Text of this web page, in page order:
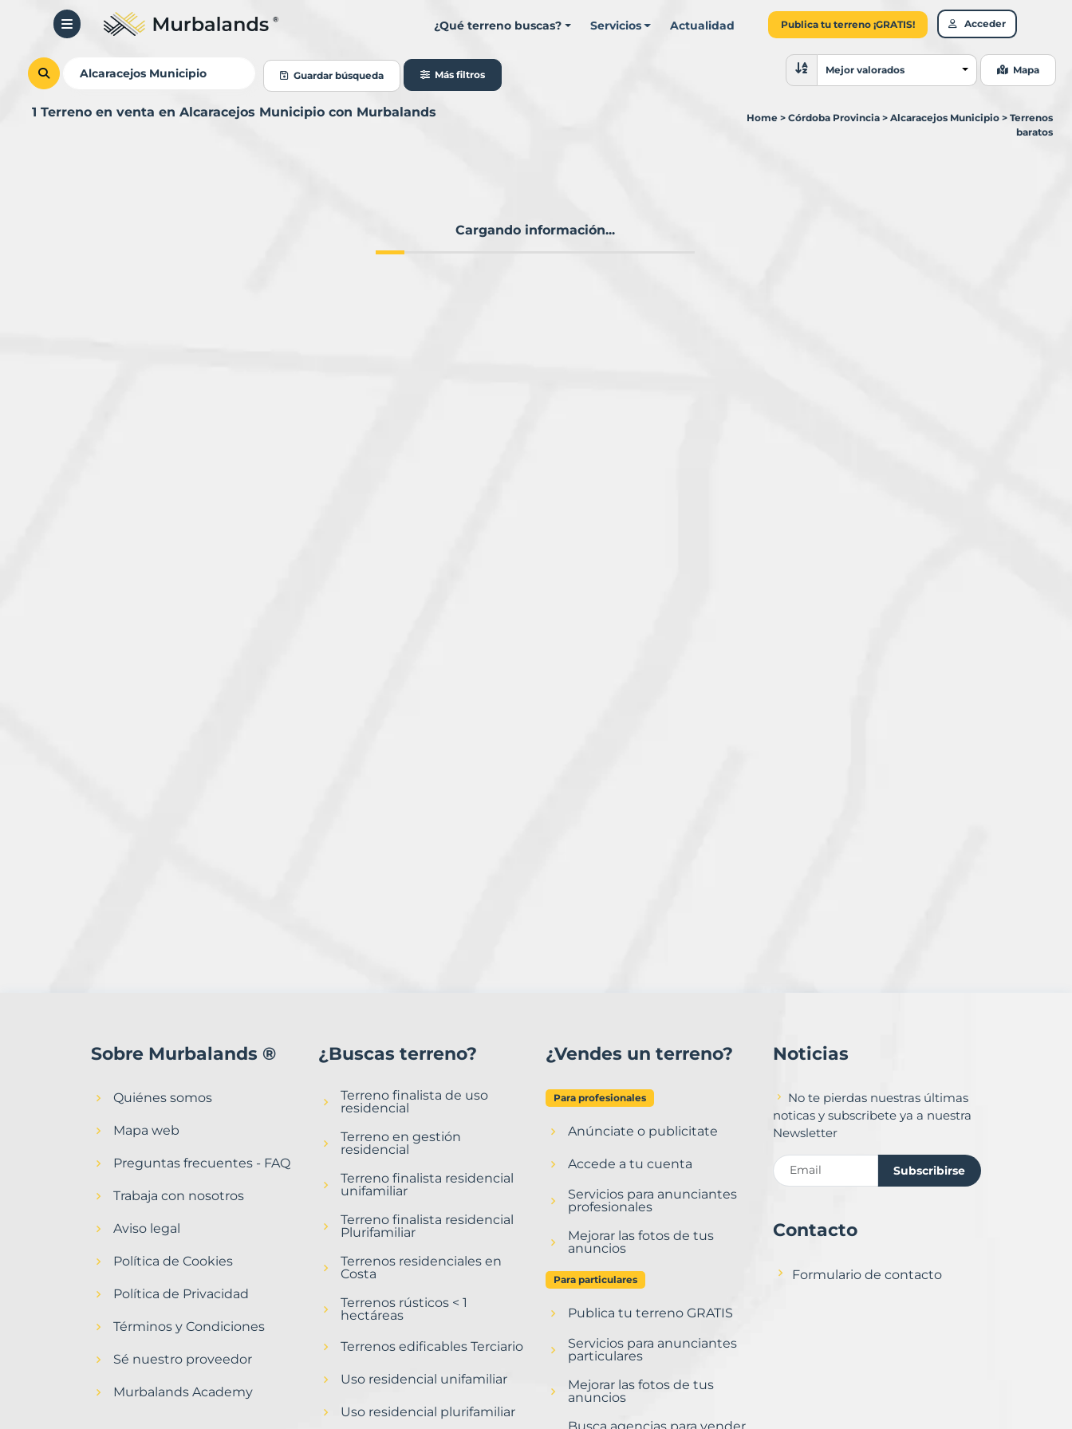
¿Qué terreno buscas? Servicios Actualidad Publica tu terreno ¡GRATIS! Acceder
Guardar búsqueda Más filtros
Ordenar resultados
Mejor valorados Mapa
1 Terreno en venta en Alcaracejos Municipio con Murbalands Home > Córdoba Provincia > Alcaracejos Municipio > Terrenos
baratos
Cargando información...
Alcaracejos
Sobre Murbalands ®
Quiénes somos
Mapa web
Preguntas frecuentes - FAQ
Trabaja con nosotros
Aviso legal
Política de Cookies
Política de Privacidad
Términos y Condiciones
Sé nuestro proveedor
Murbalands Academy
¿Buscas terreno?
Terreno finalista de uso
residencial
Terreno en gestión
residencial
Terreno finalista residencial
unifamiliar
Terreno finalista residencial
Plurifamiliar
Terrenos residenciales en
Costa
Terrenos rústicos < 1
hectáreas
Terrenos edificables Terciario
Uso residencial unifamiliar
Uso residencial plurifamiliar
¿Vendes un terreno?
Para profesionales
Anúnciate o publicitate
Accede a tu cuenta
Servicios para anunciantes
profesionales
Mejorar las fotos de tus
anuncios
Para particulares
Publica tu terreno GRATIS
Servicios para anunciantes
particulares
Mejorar las fotos de tus
anuncios
Noticias
No te pierdas nuestras últimas
noticas y subscribete ya a nuestra
Newsletter
Subscribirse
Contacto
Formulario de contacto